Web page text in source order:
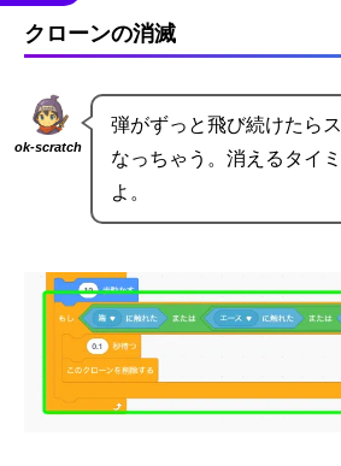
クローンの消滅
ok-scratch
弾がずっと飛び続けたら
なっちゃう。消えるタイ
よ。